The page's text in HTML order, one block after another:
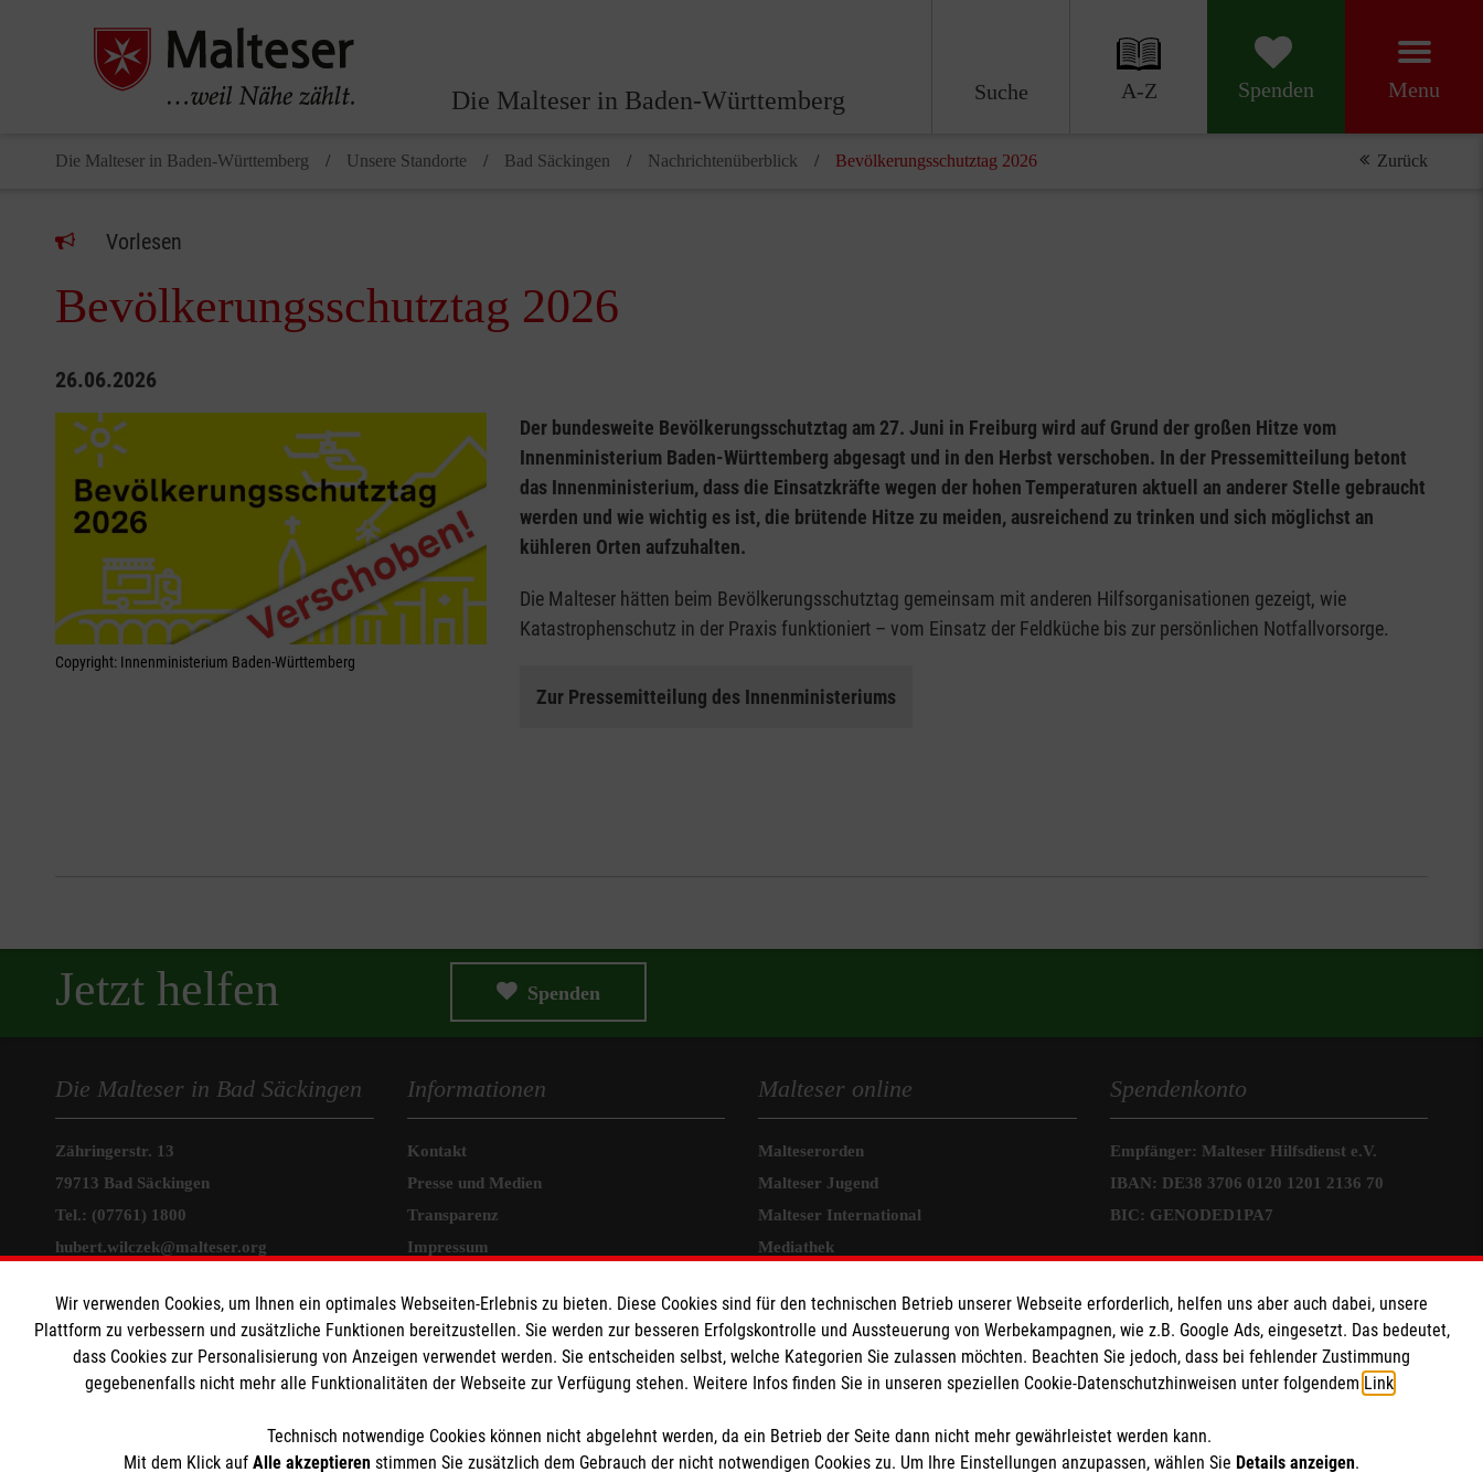
Die Malteser in Baden-Württemberg Suche A-Z Spenden Menu
Die Malteser in Baden-Württemberg Unsere Standorte Bad Säckingen Nachrichtenüberblick Bevölkerungsschutztag 2026 Zurück
Vorlesen
Bevölkerungsschutztag 2026
26.06.2026
Copyright: Innenministerium Baden-Württemberg
Der bundesweite Bevölkerungsschutztag am 27. Juni in Freiburg wird auf Grund der großen Hitze vom
Innenministerium Baden-Württemberg abgesagt und in den Herbst verschoben. In der Pressemitteilung betont
das Innenministerium, dass die Einsatzkräfte wegen der hohen Temperaturen aktuell an anderer Stelle gebraucht
werden und wie wichtig es ist, die brütende Hitze zu meiden, ausreichend zu trinken und sich möglichst an
kühleren Orten aufzuhalten.
Die Malteser hätten beim Bevölkerungsschutztag gemeinsam mit anderen Hilfsorganisationen gezeigt, wie
Katastrophenschutz in der Praxis funktioniert – vom Einsatz der Feldküche bis zur persönlichen Notfallvorsorge.
Zur Pressemitteilung des Innenministeriums
Jetzt helfen Spenden
Die Malteser in Bad Säckingen
Zähringerstr. 13
79713 Bad Säckingen
Tel.: (07761) 1800
hubert.wilczek@malteser.org
Wir Malteser
Spenden und Helfen
Angebote und Leistungen
Mitarbeiten und Stellenangebote
Informationen
Kontakt
Presse und Medien
Transparenz
Impressum
Malteser online
Malteserorden
Malteser Jugend
Malteser International
Mediathek
Spendenkonto
Empfänger: Malteser Hilfsdienst e.V.
IBAN: DE38 3706 0120 1201 2136 70
BIC: GENODED1PA7
Wir verwenden Cookies, um Ihnen ein optimales Webseiten-Erlebnis zu bieten. Diese Cookies sind für den technischen Betrieb unserer Webseite erforderlich, helfen uns aber auch dabei, unsere
Plattform zu verbessern und zusätzliche Funktionen bereitzustellen. Sie werden zur besseren Erfolgskontrolle und Aussteuerung von Werbekampagnen, wie z.B. Google Ads, eingesetzt. Das bedeutet,
dass Cookies zur Personalisierung von Anzeigen verwendet werden. Sie entscheiden selbst, welche Kategorien Sie zulassen möchten. Beachten Sie jedoch, dass bei fehlender Zustimmung
gegebenenfalls nicht mehr alle Funktionalitäten der Webseite zur Verfügung stehen. Weitere Infos finden Sie in unseren speziellen Cookie-Datenschutzhinweisen unter folgendem Link
Technisch notwendige Cookies können nicht abgelehnt werden, da ein Betrieb der Seite dann nicht mehr gewährleistet werden kann.
Mit dem Klick auf Alle akzeptieren stimmen Sie zusätzlich dem Gebrauch der nicht notwendigen Cookies zu. Um Ihre Einstellungen anzupassen, wählen Sie Details anzeigen.